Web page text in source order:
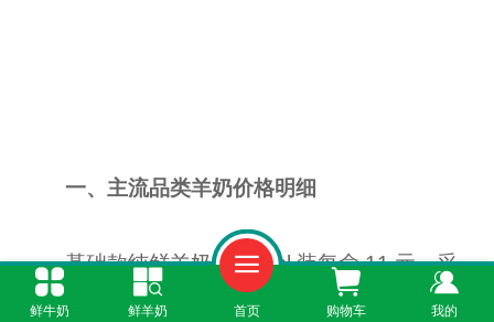
一、主流品类羊奶价格明细
基础款纯鲜羊奶：250ml 装每盒 11 元，采
用本地牧场新鲜奶源，经巴氏杀菌工艺处理，保
鲜牛奶 鲜羊奶 首页 购物车 我的